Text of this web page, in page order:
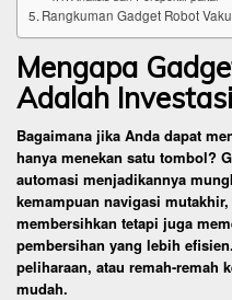
Rangkuman Gadget Robot
Mengapa
Adalah
Bagaimana jika Anda dapat
hanya menekan satu tombol?
automasi menjadikannya
kemampuan navigasi
membersihkan tetapi juga
pembersihan yang lebih
peliharaan, atau remah-remah
mudah.